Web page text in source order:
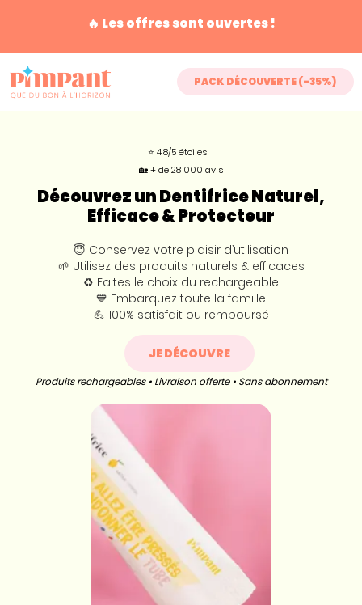
🔥 Les offres sont ouvertes !
PACK DÉCOUVERTE (-35%)
⭐ 4,8/5 étoiles
🏡 + de 28 000 avis
Découvrez un Dentifrice Naturel,
Efficace & Protecteur
😇 Conservez votre plaisir d’utilisation
🌱 Utilisez des produits naturels & efficaces
♻️ Faites le choix du rechargeable
💙 Embarquez toute la famille
💪 100% satisfait ou remboursé
JE DÉCOUVRE
Produits rechargeables • Livraison offerte • Sans abonnement